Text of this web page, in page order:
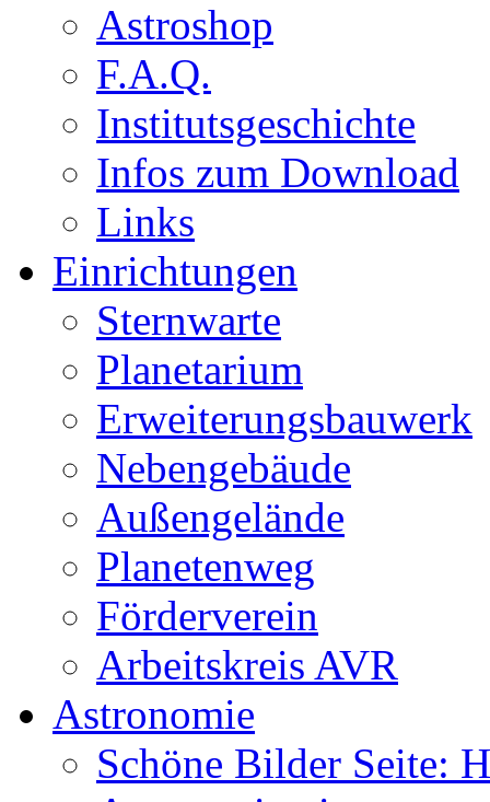
Astroshop
F.A.Q.
Institutsgeschichte
Infos zum Download
Links
Einrichtungen
Sternwarte
Planetarium
Erweiterungsbauwerk
Nebengebäude
Außengelände
Planetenweg
Förderverein
Arbeitskreis AVR
Astronomie
Schöne Bilder Seite: